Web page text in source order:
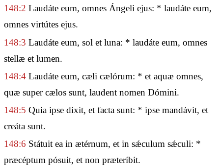
148:2 Laudáte eum, omnes Ángeli ejus: * laudáte eum,
omnes virtútes ejus.
148:3 Laudáte eum, sol et luna: * laudáte eum, omnes
stellæ et lumen.
148:4 Laudáte eum, cæli cælórum: * et aquæ omnes,
quæ super cælos sunt, laudent nomen Dómini.
148:5 Quia ipse dixit, et facta sunt: * ipse mandávit, et
creáta sunt.
148:6 Státuit ea in ætérnum, et in sǽculum sǽculi: *
præcéptum pósuit, et non præteríbit.